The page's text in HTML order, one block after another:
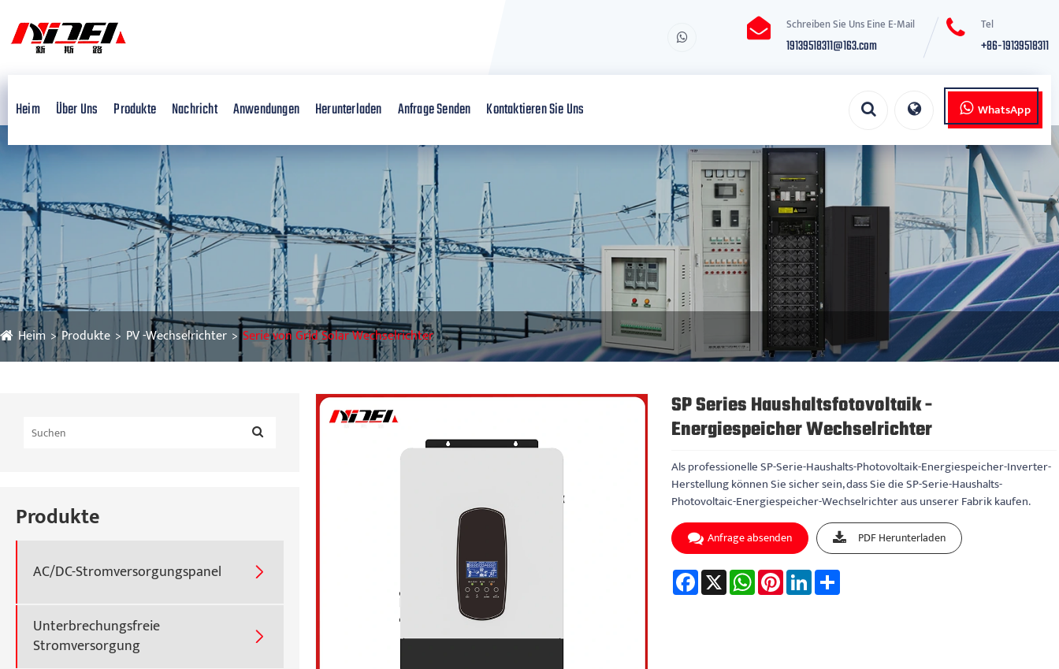
Schreiben Sie Uns Eine E-Mail
19139518311@163.com
Tel
+86-19139518311
Heim Über Uns Produkte Nachricht Anwendungen Herunterladen Anfrage Senden Kontaktieren Sie Uns WhatsApp
Heim Produkte PV -Wechselrichter Serie von Grid Solar Wechselrichter
Produkte
AC/DC-Stromversorgungspanel 
Unterbrechungsfreie
Stromversorgung

SP Series Haushaltsfotovoltaik -
Energiespeicher Wechselrichter
Als professionelle SP-Serie-Haushalts-Photovoltaik-Energiespeicher-Inverter-
Herstellung können Sie sicher sein, dass Sie die SP-Serie-Haushalts-
Photovoltaic-Energiespeicher-Wechselrichter aus unserer Fabrik kaufen.
Anfrage absenden PDF Herunterladen
Facebook
X WhatsAppPinterestLinkedInShare